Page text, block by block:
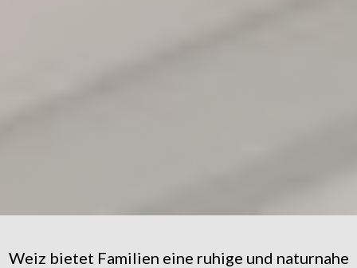
Weiz bietet Familien eine ruhige und naturnahe